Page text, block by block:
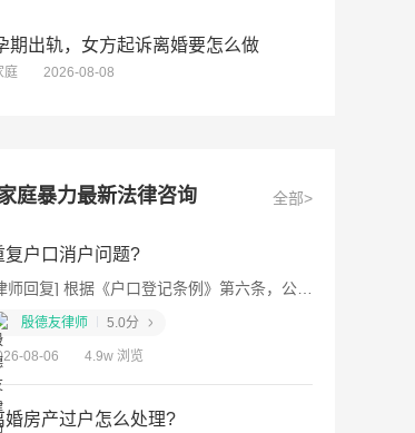
期出轨，女方起诉离婚要怎么做
庭 2026-08-08
庭暴力最新法律咨询 全部>
[律师回复] 根据《户口登记条例》第六条，公民只能在一处登记常住户口。您应主动向派出所申报，保留真实合法、常用户口，注销重复户口。建议注销前备份相关资料，并及时变更银行卡、社保、房产等关联登记，防止权益受损。具体材料或遇困难，您随时跟我说，我帮您梳理。我是济南的殷德友律师，如果仍有疑问，欢迎追问或一对一咨询。 [律师回复] 按无过错方优选分配原